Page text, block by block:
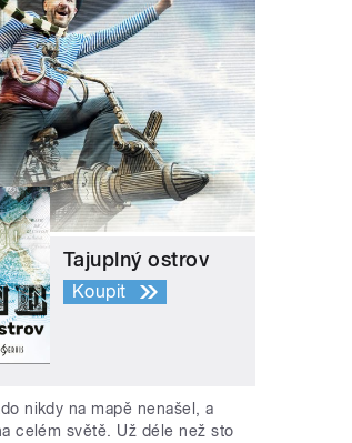
Tajuplný ostrov
Koupit
nikdy na mapě nenašel, a
celém světě. Už déle než sto